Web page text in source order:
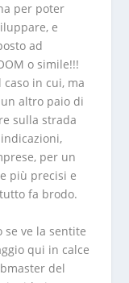
per poter
e
ad
o simile!!!
in cui, ma
altro paio di
sulla strada
per un
più precisi e
fa brodo.
ve la sentite
qui in calce
del